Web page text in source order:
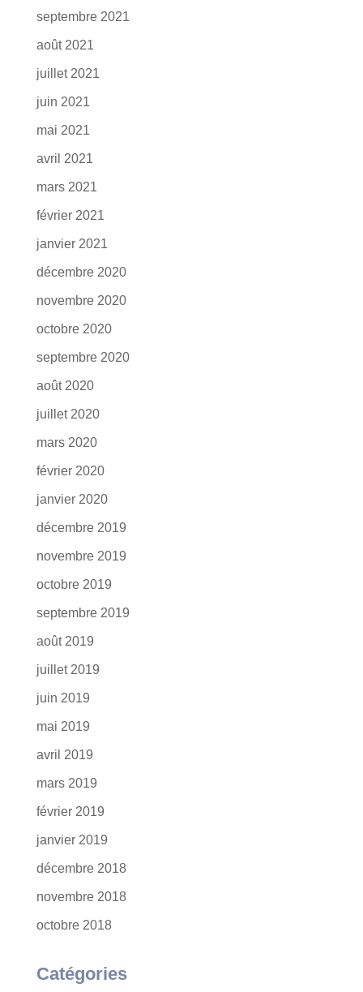
septembre 2021
août 2021
juillet 2021
juin 2021
mai 2021
avril 2021
mars 2021
février 2021
janvier 2021
décembre 2020
novembre 2020
octobre 2020
septembre 2020
août 2020
juillet 2020
mars 2020
février 2020
janvier 2020
décembre 2019
novembre 2019
octobre 2019
septembre 2019
août 2019
juillet 2019
juin 2019
mai 2019
avril 2019
mars 2019
février 2019
janvier 2019
décembre 2018
novembre 2018
octobre 2018
Catégories